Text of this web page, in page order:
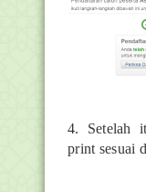
4. Setelah
print sesuai